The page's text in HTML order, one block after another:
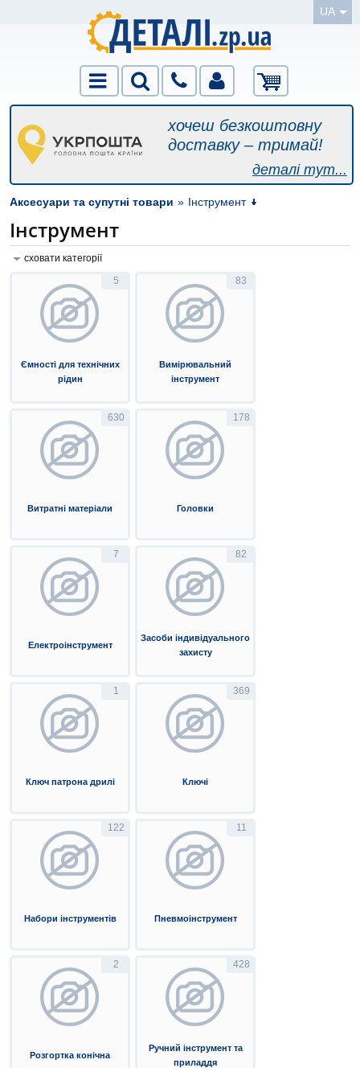
UA
хочеш безкоштовну
доставку – тримай!
деталі тут...
Аксесуари та супутні товари » Інструмент
Інструмент
сховати категорії
5
Ємності для технічних
рідин
83
Вимірювальний
інструмент
630
Витратні матеріали
178
Головки
7
Електроінструмент
82
Засоби індивідуального
захисту
1
Ключ патрона дрилі
369
Ключі
122
Набори інструментів
11
Пневмоінструмент
2
Розгортка конічна
428
Ручний інструмент та
приладдя